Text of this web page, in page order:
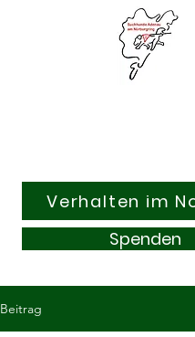
Verhalten im
Spenden
Beitrag